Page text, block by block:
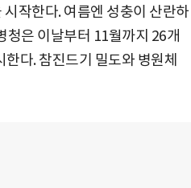
작한다. 여름엔 성충이 산란하
청은 이날부터 11월까지 26개
다. 참진드기 밀도와 병원체